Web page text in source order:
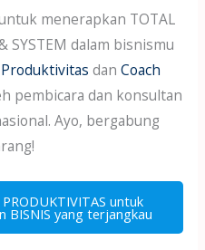
menerapkan TOTAL
SYSTEM dalam bisnismu
dan Coach
pembicara dan konsultan
Ayo, bergabung
untuk
BISNIS yang terjangkau